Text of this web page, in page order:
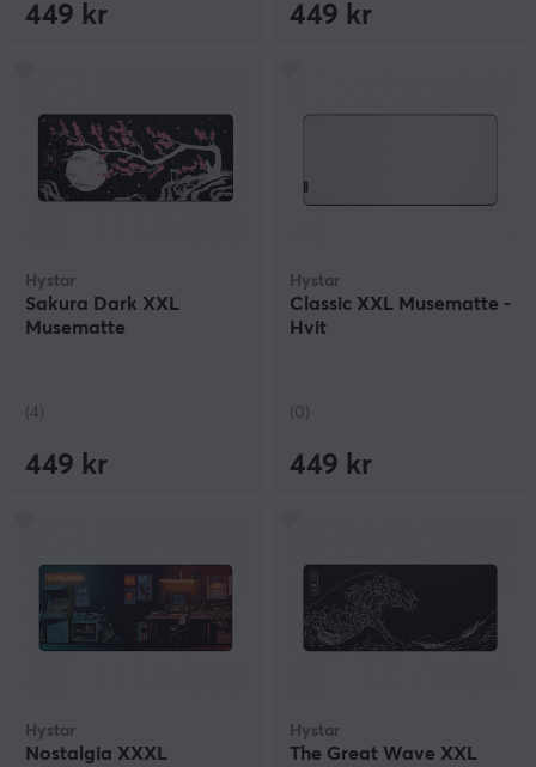
449 kr 449 kr
Hystar
Sakura Dark XXL
Musematte
(4)
449 kr
Hystar
Classic XXL Musematte -
Hvit
(0)
449 kr
Hystar
Nostalgia XXXL
Hystar
The Great Wave XXL